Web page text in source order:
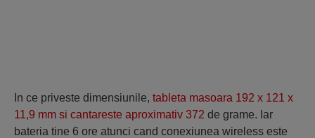
In ce priveste dimensiunile, tableta masoara 192 x 121 x
11,9 mm si cantareste aproximativ 372 de grame. Iar
bateria tine 6 ore atunci cand conexiunea wireless este